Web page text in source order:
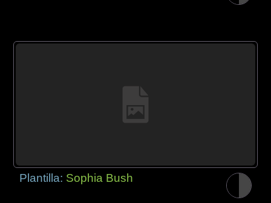
Plantilla: Sophia Bush